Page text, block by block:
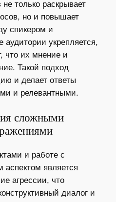
только раскрывает
но и повышает
спикером и
укрепляется,
что их мнение и
Такой подход
и делает ответы
и релевантными.
сложными
и работе с
является
агрессии, что
диалог и